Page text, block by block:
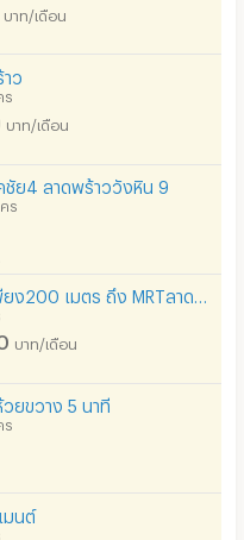
บาท/เดือน
ว
ร
บาท/เดือน
ชัย4 ลาดพร้าววังหิน 9
ร
บาท/เดือน
ยขวาง 5 นาที
ร
มนต์